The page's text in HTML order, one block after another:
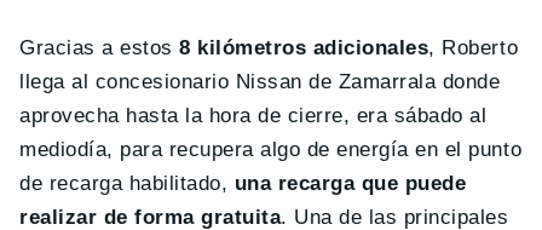
Gracias a estos8 kilómetros adicionales, Roberto
llega al concesionario Nissan de Zamarrala donde
aprovecha hasta la hora de cierre, era sábado al
mediodía, para recupera algo de energía en el punto
de recarga habilitado, una recarga que puede
realizar de forma gratuita. Una de las principales